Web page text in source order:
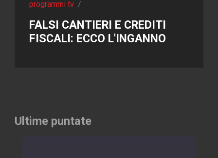
programmi tv /
FALSI CANTIERI E CREDITI
FISCALI: ECCO L'INGANNO
Ultime puntate